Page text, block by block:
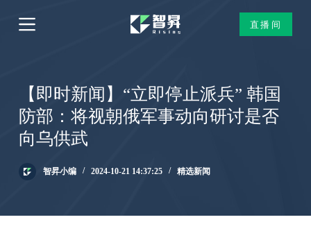
跳
过
直播间
【即时新闻】“立即停止派兵” 韩国
防部：将视朝俄军事动向研讨是否
向乌供武
智昇小编 2024-10-21 14:37:25 精选新闻